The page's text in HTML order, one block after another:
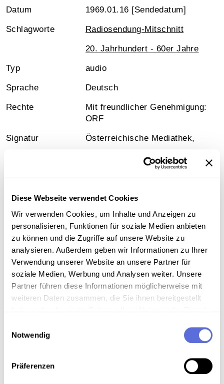
Diese Webseite verwendet Cookies
Wir verwenden Cookies, um Inhalte und Anzeigen zu
personalisieren, Funktionen für soziale Medien anbieten
zu können und die Zugriffe auf unsere Website zu
analysieren. Außerdem geben wir Informationen zu Ihrer
Verwendung unserer Website an unsere Partner für
soziale Medien, Werbung und Analysen weiter. Unsere
Partner führen diese Informationen möglicherweise mit
weiteren Daten zusammen, die Sie ihnen bereitgestellt
Notwendig
Präferenzen
Datum 1969.01.16 [Sendedatum]
Schlagworte Radiosendung-Mitschnitt
20. Jahrhundert - 60er Jahre
Typ audio
Sprache Deutsch
Rechte
Mit freundlicher Genehmigung:
ORF
Signatur Österreichische Mediathek,
Information
Inhalt
Nachrichten
Download
Metadaten